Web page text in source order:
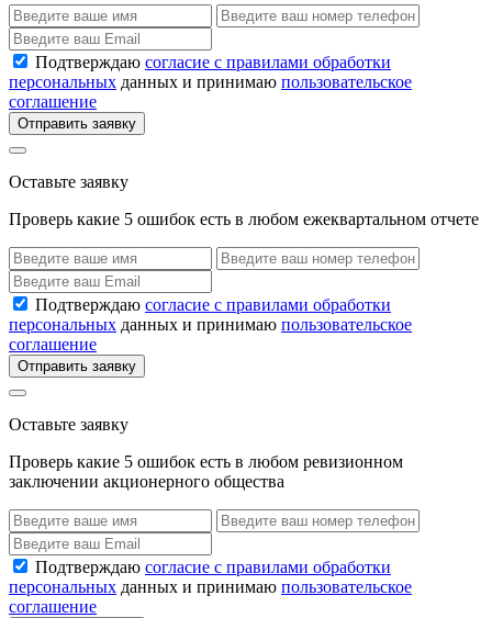
Подтверждаю согласие с правилами обработки
персональных данных и принимаю пользовательское
соглашение
Отправить заявку
Оставьте заявку
Проверь какие 5 ошибок есть в любом ежеквартальном отчете
Подтверждаю согласие с правилами обработки
персональных данных и принимаю пользовательское
соглашение
Отправить заявку
Оставьте заявку
Проверь какие 5 ошибок есть в любом ревизионном
заключении акционерного общества
Подтверждаю согласие с правилами обработки
персональных данных и принимаю пользовательское
соглашение